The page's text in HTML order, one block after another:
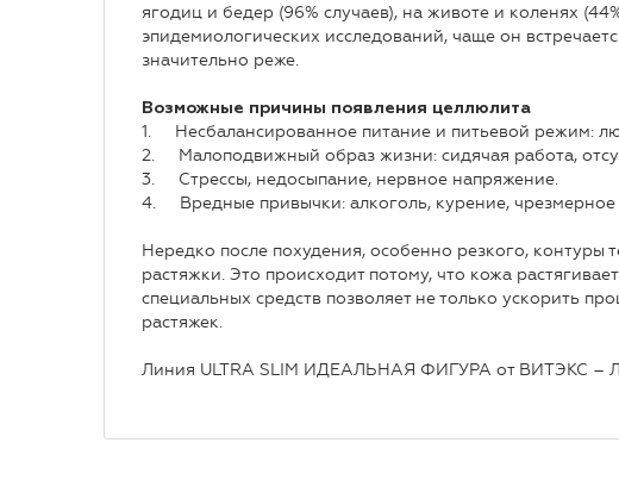
ягодиц и бедер (96% случаев), на животе и коленях
эпидемиологических исследований, чаще он
значительно реже.
Возможные причины появления целлюлита
1. Несбалансированное питание и питьевой режим:
2. Малоподвижный образ жизни: сидячая работа,
3. Стрессы, недосыпание, нервное напряжение.
4. Вредные привычки: алкоголь, курение, чрезмерное
Нередко после похудения, особенно резкого, контуры
растяжки. Это происходит потому, что кожа
специальных средств позволяет не только ускорить
растяжек.
Линия ULTRA SLIM ИДЕАЛЬНАЯ ФИГУРА от ВИТЭКС